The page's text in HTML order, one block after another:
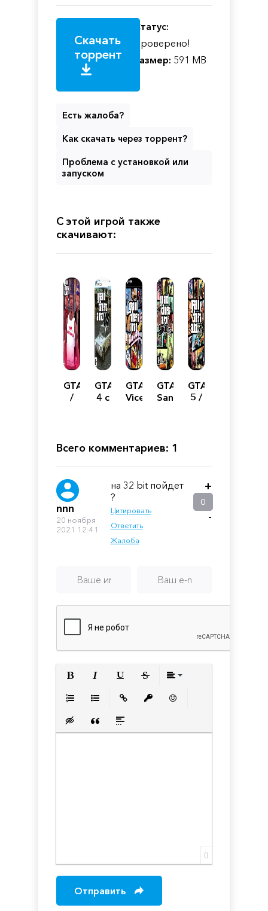
Скачать
торрент
Статус:
Проверено!
Размер: 591 MB
Есть жалоба?
Как скачать через торрент?
Проблема с установкой или
запуском
С этой игрой также
скачивают:
GTA
/
San
-
Malinovka
RP
GTA
4 с
GTA
Vice
GTA
San
GTA
5 /
Всего комментариев: 1
nnn
20 ноября
2021 12:41
на 32 bit пойдет
?
Цитировать
Ответить
Жалоба
+
0
-
Вставка скрытого текста
Вставка цитаты
Вставка спойлера
0
Отправить